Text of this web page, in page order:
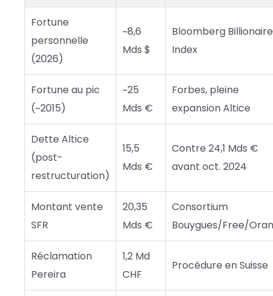
Fortune
personnelle
(2026)
~8,6
Mds $
Bloomberg
Index
Fortune au pic
(~2015)
~25
Mds €
Forbes, pleine
expansion Altice
Dette Altice
(post-
restructuration)
15,5
Mds €
Contre 24,1 Mds €
avant oct. 2024
Montant vente
SFR
20,35
Mds €
Consortium
Bouygues/Free/
Réclamation
Pereira
1,2 Md
CHF
Procédure en Suisse